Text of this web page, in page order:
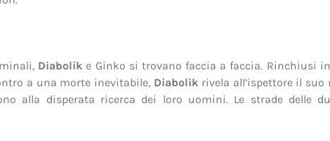
Diabolik e Ginko si trovano faccia a faccia. Rinchiusi
a una morte inevitabile, Diabolikrivela all’ispettore il suo
alla disperata ricerca dei loro uomini. Le strade delle